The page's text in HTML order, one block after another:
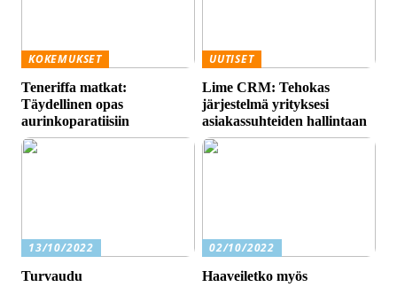
KOKEMUKSET
Teneriffa matkat:
Täydellinen opas
aurinkoparatiisiin
UUTISET
Lime CRM: Tehokas
järjestelmä yrityksesi
asiakassuhteiden hallintaan
13/10/2022
Turvaudu
02/10/2022
Haaveiletko myös